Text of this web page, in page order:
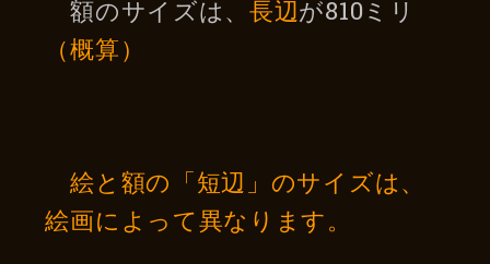
額のサイズは、長辺が810ミリ
（概算）
絵と額の「短辺」のサイズは、
絵画によって異なります。